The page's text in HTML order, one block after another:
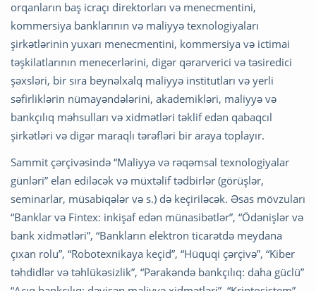
orqanların baş icraçı direktorları və menecmentini,
kommersiya banklarının və maliyyə texnologiyaları
şirkətlərinin yuxarı menecmentini, kommersiya və ictimai
təşkilatlarının menecerlərini, digər qərarverici və təsiredici
şəxsləri, bir sıra beynəlxalq maliyyə institutları və yerli
səfirliklərin nümayəndələrini, akademikləri, maliyyə və
bankçılıq məhsulları və xidmətləri təklif edən qabaqcıl
şirkətləri və digər maraqlı tərəfləri bir araya toplayır.
Sammit çərçivəsində “Maliyyə və rəqəmsal texnologiyalar
günləri” elan ediləcək və müxtəlif tədbirlər (görüşlər,
seminarlar, müsabiqələr və s.) də keçiriləcək. Əsas mövzuları
“Banklar və Fintex: inkişaf edən münasibətlər”, “Ödənişlər və
bank xidmətləri”, “Bankların elektron ticarətdə meydana
çıxan rolu”, “Robotexnikaya keçid”, “Hüquqi çərçivə”, “Kiber
təhdidlər və təhlükəsizlik”, “Pərakəndə bankçılıq: daha güclü”